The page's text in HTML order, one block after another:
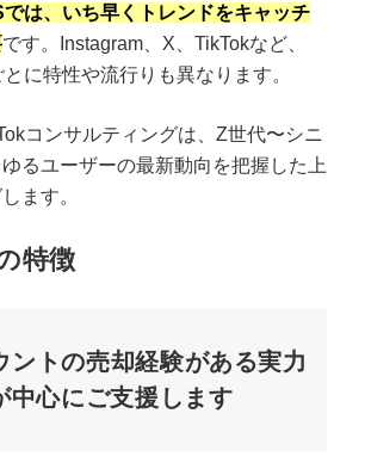
は、いち早くトレンドをキャッチ
です。Instagram、X、TikTokなど、
に特性や流行りも異なります。
コンサルティングは、Z世代〜シニ
るユーザーの最新動向を把握した上
ます。
特徴
ントの売却経験がある実力
中心にご支援します